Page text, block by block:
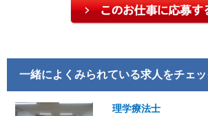
一緒によくみられている求人をチェッ
理学療法士